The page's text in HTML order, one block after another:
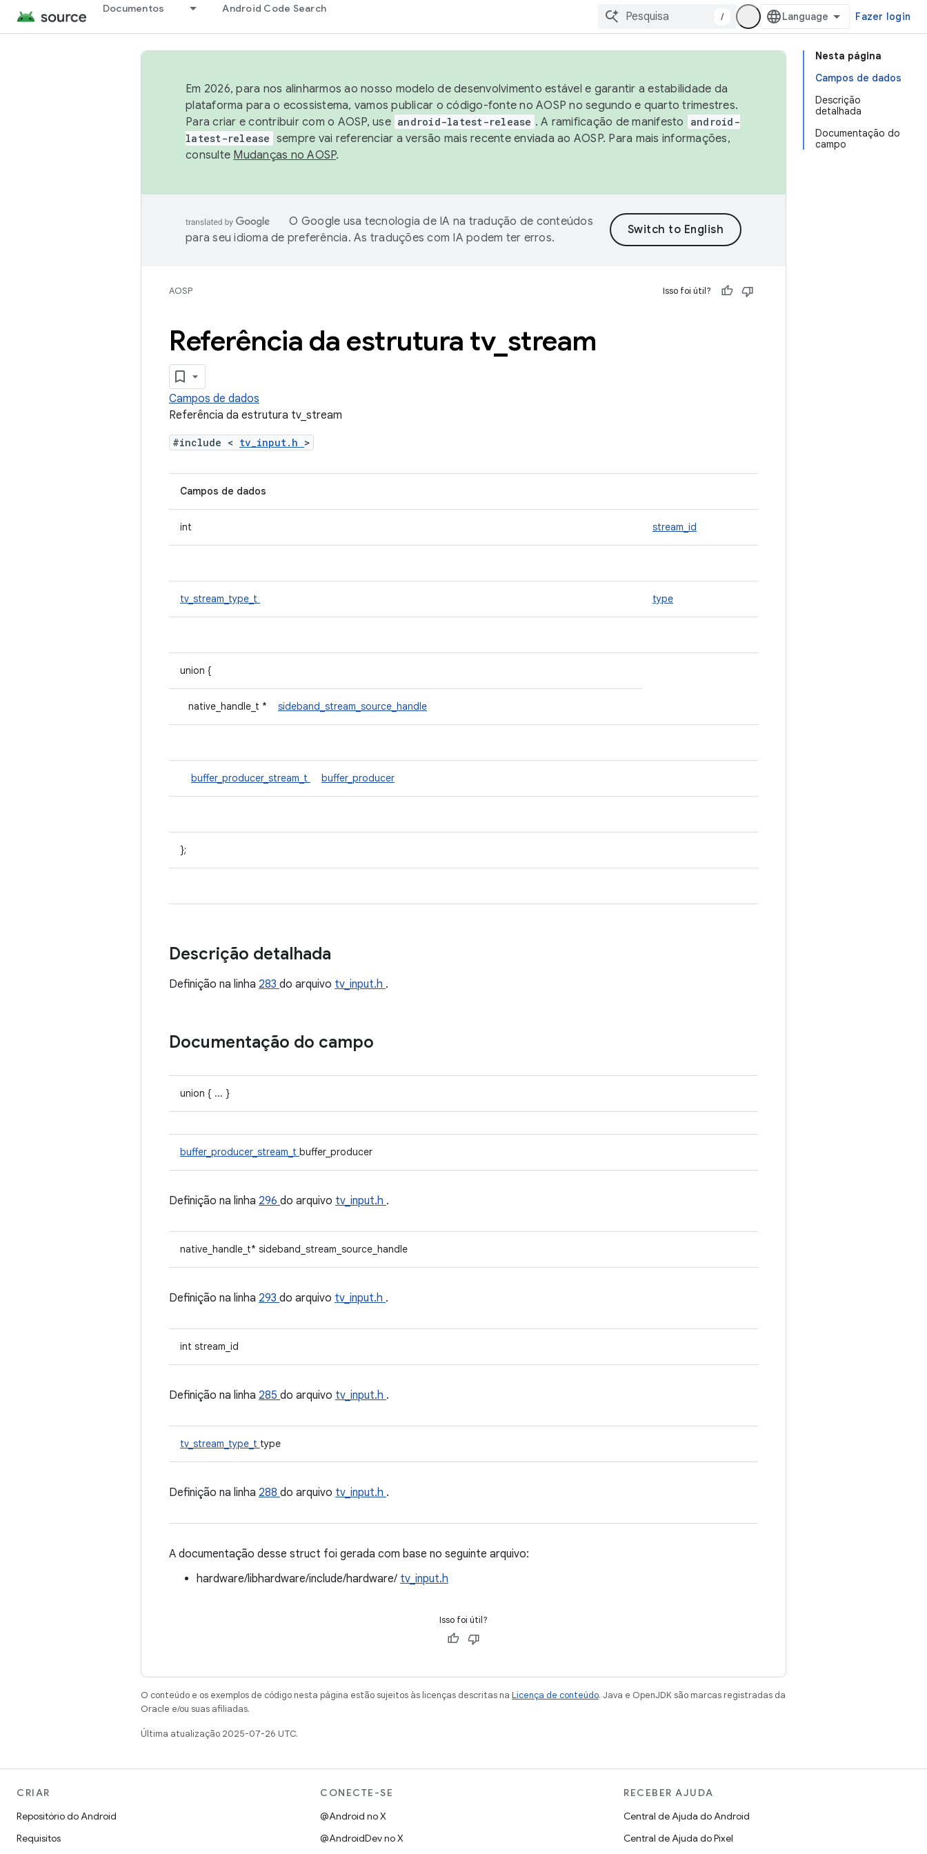
Documentos Android Code Search
/ Fazer login
Nesta página
Campos de dados
Descrição
detalhada
Documentação do
campo
Em 2026, para nos alinharmos ao nosso modelo de desenvolvimento estável e garantir a estabilidade da
plataforma para o ecossistema, vamos publicar o código-fonte no AOSP no segundo e quarto trimestres.
Para criar e contribuir com o AOSP, use android-latest-release . A ramificação de manifesto
android-
latest-release sempre vai referenciar a versão mais recente enviada ao AOSP. Para mais informações,
consulte Mudanças no AOSP.
O Google usa tecnologia de IA na tradução de conteúdos
para seu idioma de preferência. As traduções com IA podem ter erros.
AOSP Isso foi útil?
Referência da estrutura tv_ stream
Campos de dados
Referência da estrutura tv_stream
#include < tv_input.h >
Campos de dados
int stream_id
tv_stream_type_t type
union {
native_handle_t * sideband_stream_source_handle
buffer_producer_stream_t buffer_producer
};
Descrição detalhada
Definição na linha 283 do arquivo tv_input.h .
Documentação do campo
union { ... }
buffer_producer_stream_t buffer_producer
Definição na linha 296 do arquivo tv_input.h .
native_handle_t* sideband_stream_source_handle
Definição na linha 293 do arquivo tv_input.h .
int stream_id
Definição na linha 285 do arquivo tv_input.h .
tv_stream_type_t type
Definição na linha 288 do arquivo tv_input.h .
A documentação desse struct foi gerada com base no seguinte arquivo:
hardware/libhardware/include/hardware/ tv_input.h
Isso foi útil?
O conteúdo e os exemplos de código nesta página estão sujeitos às licenças descritas na Licença de conteúdo. Java e OpenJDK são marcas registradas da
Oracle e/ou suas afiliadas.
Última atualização 2025-07-26 UTC.
CRIAR
Repositório do Android
Requisitos
CONECTE-SE
@Android no X
@AndroidDev no X
RECEBER AJUDA
Central de Ajuda do Android
Central de Ajuda do Pixel